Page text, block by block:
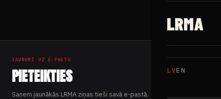
LRMA
LVEN
JAUNUMI UZ E-PASTU
PIETEIKTIES
Saņem jaunākās LRMA ziņas tieši savā e-pastā.